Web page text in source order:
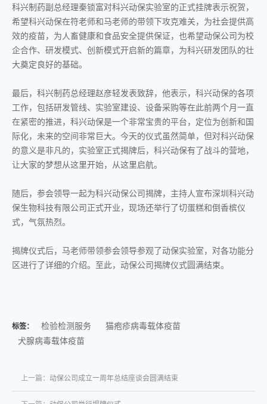
科兴制药副总经理秦锁富对科兴动保实验室的正式挂牌表示祝贺，
希望科兴动保在符老师和马老师的带领下攻克难关，为社会提供高
效的疫苗，为人畜健康和食品安全提供保证，也希望动保公司为校
企合作、研发模式、创新模式开启新的篇章，为科兴研发团队的壮
大奠定良好的基础。
最后，科兴制药总经理赵彦轻发表致辞，他表示，科兴动保的各项
工作，包括研发管线、实验室建设、设备采购等在此前两个月一直
在紧密的推进，科兴动保是一个非常宝贵的平台，定位为创新和国
际化，未来的空间非常巨大。今天的仪式虽然简单，但对科兴动保
的意义是非凡的，实验室正式揭牌后，科兴动保有了战斗的营地，
让大家的梦想从这里开始，从这里启航。
随后，参会领导一起为科兴动保公司揭牌，主持人宣布深圳科兴动
保生物科技有限公司正式开业，现场还举行了切蛋糕和倒香槟仪
式，气氛热烈。
揭牌仪式后，马老师带领参会领导参观了动保实验室，对各功能分
区进行了详细的介绍。至此，动保公司揭牌仪式圆满结束。
标签： 检验检测服务
猫疱疹病毒载体疫苗
犬腺病毒载体疫苗
上一篇： 动保公司成立一周年总结座谈会圆满结束